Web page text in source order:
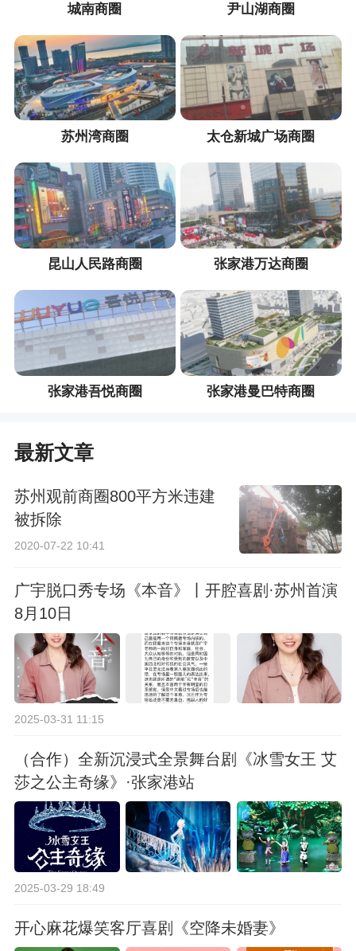
城南商圈 尹山湖商圈
苏州湾商圈 太仓新城广场商圈
昆山人民路商圈 张家港万达商圈
张家港吾悦商圈 张家港曼巴特商圈
最新文章
苏州观前商圈800平方米违建
被拆除
2020-07-22 10:41
广宇脱口秀专场《本音》丨开腔喜剧·苏州首演
8月10日
2025-03-31 11:15
（合作）全新沉浸式全景舞台剧《冰雪女王 艾
莎之公主奇缘》·张家港站
2025-03-29 18:49
开心麻花爆笑客厅喜剧《空降未婚妻》